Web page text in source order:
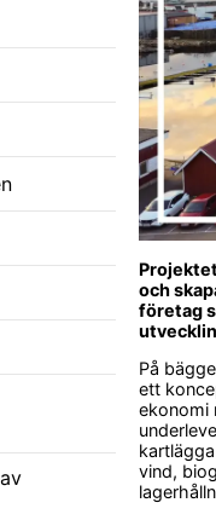
och
företag
På
ett
ekonomi
vind,